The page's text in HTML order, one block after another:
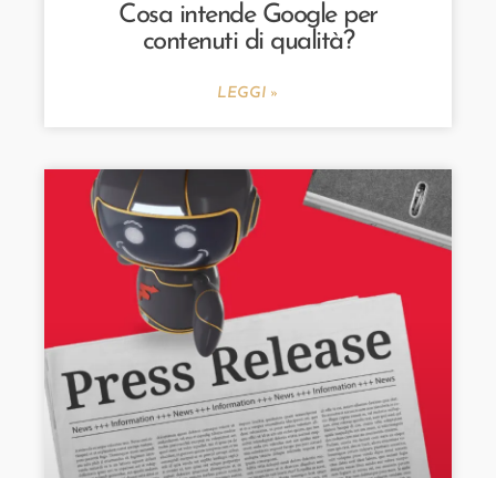
Cosa intende Google per
contenuti di qualità?
LEGGI »